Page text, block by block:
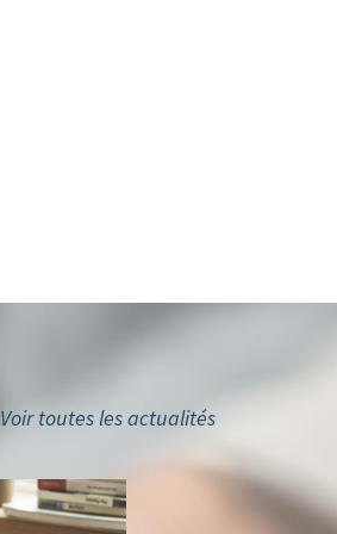
Voir toutes les actualités